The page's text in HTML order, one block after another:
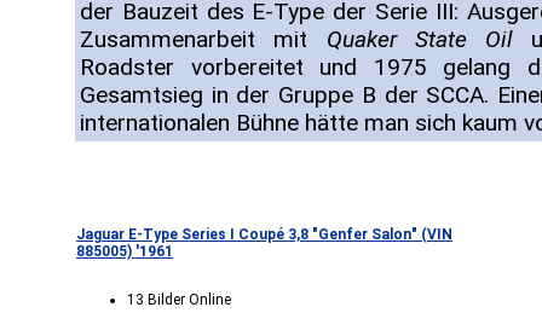
der Bauzeit des E-Type der Serie III:
Zusammenarbeit mit Quaker State Oil
Roadster vorbereitet und 1975 gelang
Gesamtsieg in der Gruppe B der SCCA.
internationalen Bühne hätte man sich kaum
Jaguar E-Type Series I Coupé 3,8 "Genfer Salon" (VIN
885005) '1961
13 Bilder Online